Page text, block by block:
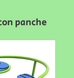
panche